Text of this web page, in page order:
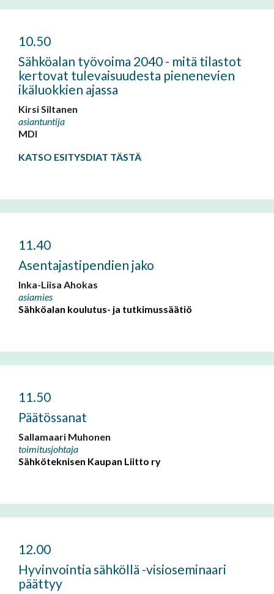
10.50
Sähköalan työvoima 2040 - mitä tilastot
kertovat tulevaisuudesta pienenevien
ikäluokkien ajassa
Kirsi Siltanen
asiantuntija
MDI
KATSO ESITYSDIAT TÄSTÄ
11.40
Asentajastipendien jako
Inka-Liisa Ahokas
asiamies
Sähköalan koulutus- ja tutkimussäätiö
11.50
Päätössanat
Sallamaari Muhonen
toimitusjohtaja
Sähköteknisen Kaupan Liitto ry
12.00
Hyvinvointia sähköllä -visioseminaari
päättyy